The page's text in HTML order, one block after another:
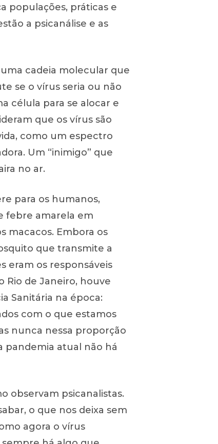
populações, práticas e
a psicanálise e as
cadeia molecular que
se o vírus seria ou não
célula para se alocar e
que os vírus são
como um espectro
Um “inimigo” que
no ar.
para os humanos,
febre amarela em
macacos. Embora os
que transmite a
eram os responsáveis
Rio de Janeiro, houve
Sanitária na época:
com o que estamos
nunca nessa proporção
pandemia atual não há
observam psicanalistas.
o que nos deixa sem
agora o vírus